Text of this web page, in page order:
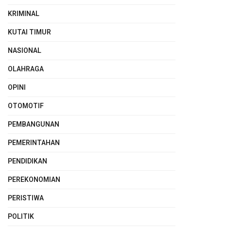
KRIMINAL
KUTAI TIMUR
NASIONAL
OLAHRAGA
OPINI
OTOMOTIF
PEMBANGUNAN
PEMERINTAHAN
PENDIDIKAN
PEREKONOMIAN
PERISTIWA
POLITIK